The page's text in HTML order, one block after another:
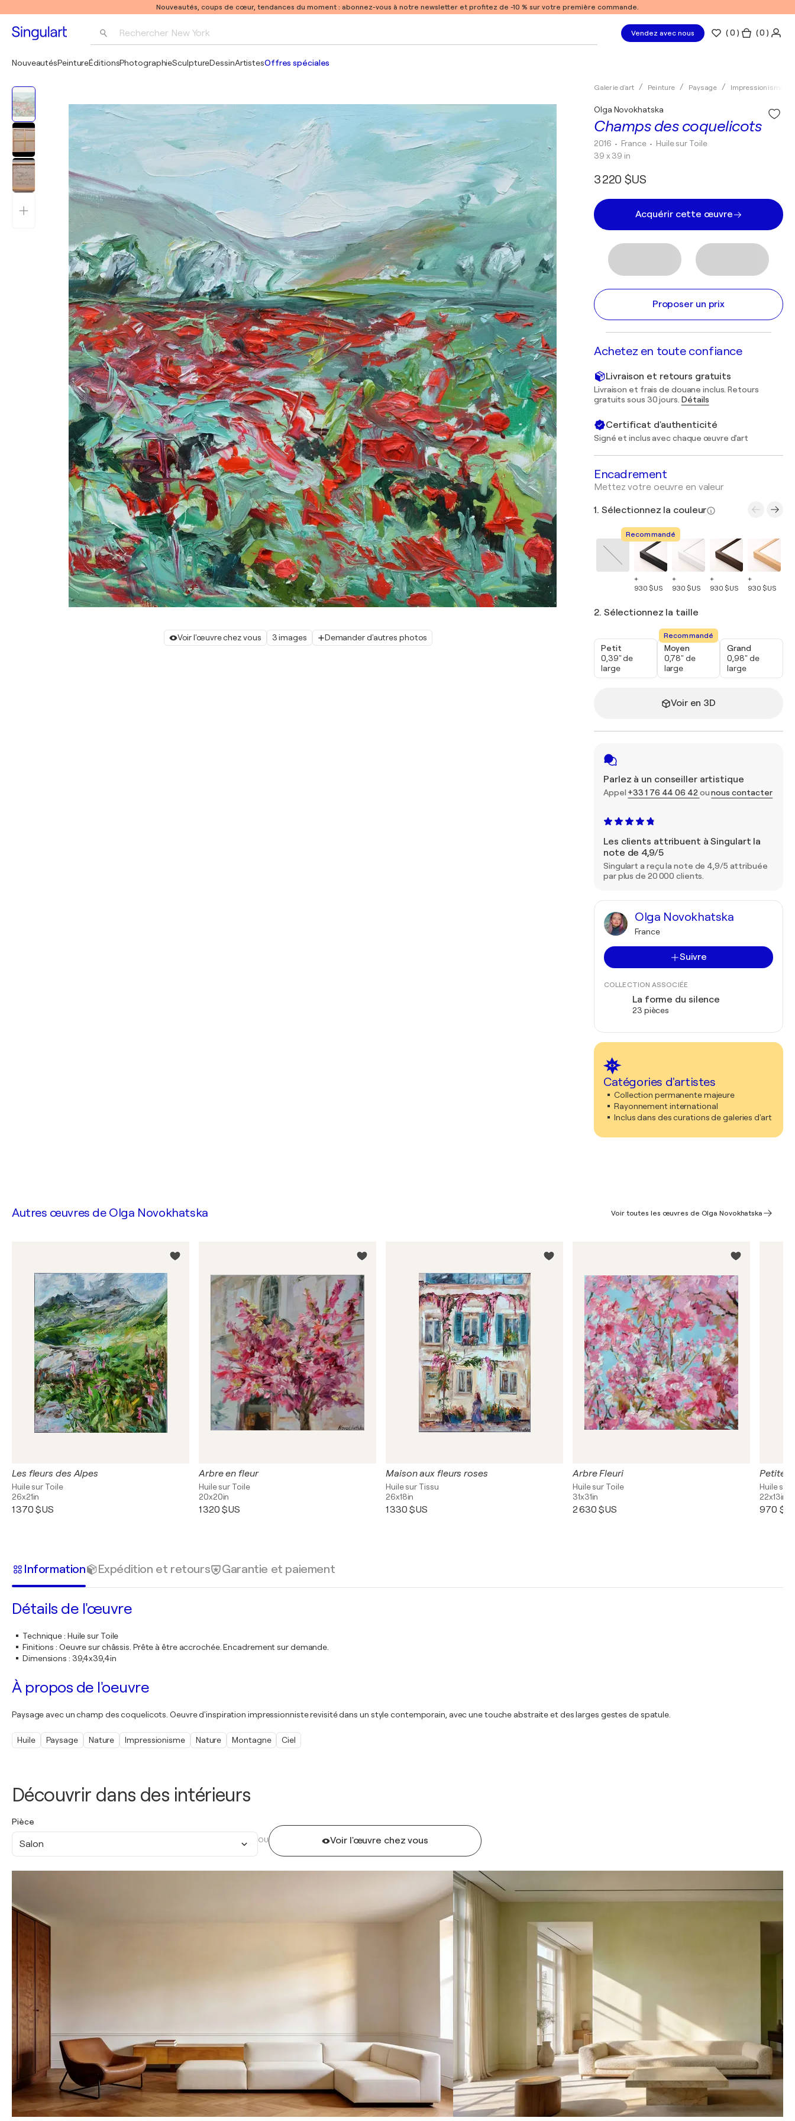
Nouveautés, coups de cœur, tendances du moment : abonnez-vous à notre newsletter et profitez de -10 % sur votre première commande.
Rechercher New York
Pablo Picasso
Vendez avec nous (0 ) ( 0 )
NouveautésPeintureÉditionsPhotographieSculptureDessinArtistesOffres spéciales
Voir l'œuvre chez vous 3 images Demander d'autres photos
Galerie d'art Peinture Paysage Impressionisme
Champs des coquelicots
Olga Novokhatska
2016 • France • Huile sur Toile
39 x 39 in
3 220 $US
Acquérir cette œuvre
Proposer un prix
Achetez en toute confiance
Livraison et retours gratuits
Livraison et frais de douane inclus. Retours
gratuits sous 30 jours. Détails
Certificat d'authenticité
Signé et inclus avec chaque œuvre d'art
Encadrement
Mettez votre oeuvre en valeur
1. Sélectionnez la couleur
Recommandé
+
930 $US
+
930 $US
+
930 $US
+
930 $US
2. Sélectionnez la taille
Petit
0,39" de
large
Recommandé
Moyen
0,78" de
large
Grand
0,98" de
large
Voir en 3D
Parlez à un conseiller artistique
Appel +33 1 76 44 06 42 ounous contacter
Les clients attribuent à Singulart la
note de 4,9/5
Singulart a reçu la note de 4,9/5 attribuée
par plus de 20 000 clients.
Olga Novokhatska
France
Suivre
COLLECTION ASSOCIÉE
La forme du silence
23 pièces
Catégories d'artistes
Collection permanente majeure
Rayonnement international
Inclus dans des curations de galeries d'art
Découvrir dans des intérieurs
Pièce
Salon OU Voir l'œuvre chez vous
Autres œuvres de Olga Novokhatska Voir toutes les œuvres de Olga Novokhatska
Les fleurs des Alpes
Huile sur Toile
26x21in
1 370 $US
Arbre en fleur
Huile sur Toile
20x20in
1 320 $US
Maison aux fleurs roses
Huile sur Tissu
26x18in
1 330 $US
Arbre Fleuri
Huile sur Toile
31x31in
2 630 $US
Petite
Huile sur
22x13in
970
Information Expédition et retours Garantie et paiement
Détails de l'œuvre
Technique: Huile sur Toile
Finitions : Oeuvre sur châssis. Prête à être accrochée. Encadrement sur demande.
Dimensions : 39,4x39,4in
À propos de l'oeuvre
Paysage avec un champ des coquelicots. Oeuvre d'inspiration impressionniste revisité dans un style contemporain, avec une touche abstraite et des larges gestes de spatule.
Huile Paysage Nature Impressionisme Nature Montagne Ciel